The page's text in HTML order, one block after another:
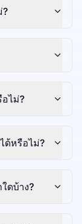
?
ไม่?
ด้หรือไม่?
ดบ้าง?